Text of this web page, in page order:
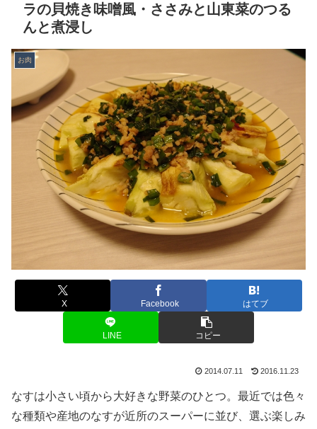
ラの貝焼き味噌風・ささみと山東菜のつる
んと煮浸し
お肉
X Facebook はてブ
LINE コピー
2014.07.11 2016.11.23
なすは小さい頃から大好きな野菜のひとつ。最近では色々
な種類や産地のなすが近所のスーパーに並び、選ぶ楽しみ